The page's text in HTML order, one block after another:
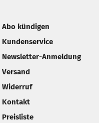
Abo kündigen
Kundenservice
Newsletter-Anmeldung
Versand
Widerruf
Kontakt
Preisliste